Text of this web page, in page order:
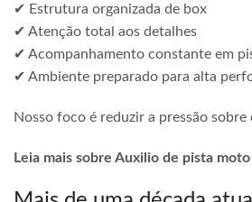
✔ Estrutura organizada de box
✔ Atenção total aos detalhes
✔ Acompanhamento constante em
✔ Ambiente preparado para alta
Nosso foco é reduzir a pressão
Leia mais sobre Auxilio de pista